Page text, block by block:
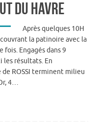
du Havre
Après quelques 10H
la patinoire avec la
fois. Engagés dans 9
les résultats. En
de ROSSI terminent milieu
4…